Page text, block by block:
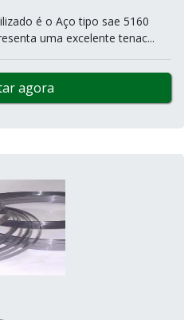
é o Aço tipo sae 5160
uma excelente tenac...
agora